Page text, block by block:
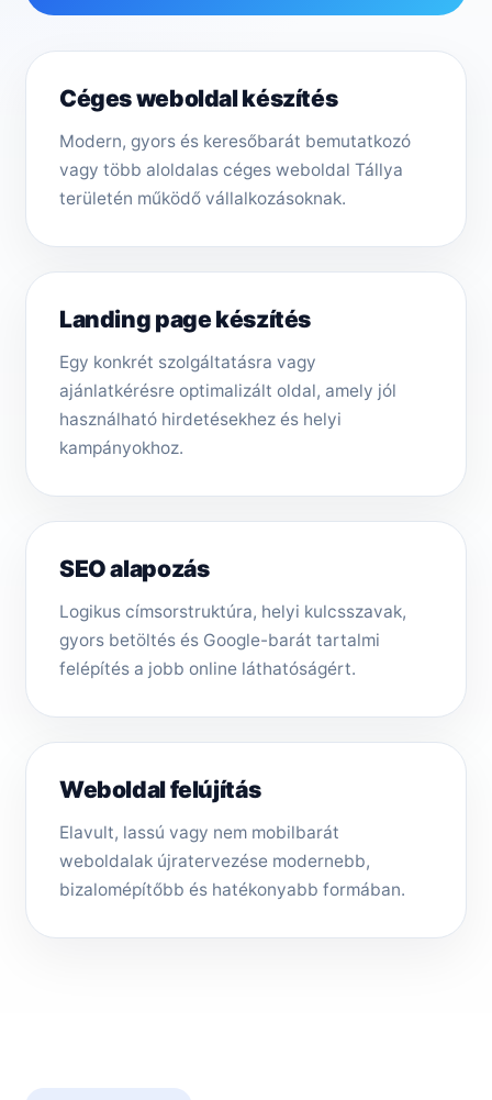
Céges weboldal készítés
Modern, gyors és keresőbarát bemutatkozó
vagy több aloldalas céges weboldal Tállya
területén működő vállalkozásoknak.
Landing page készítés
Egy konkrét szolgáltatásra vagy
ajánlatkérésre optimalizált oldal, amely jól
használható hirdetésekhez és helyi
kampányokhoz.
SEO alapozás
Logikus címsorstruktúra, helyi kulcsszavak,
gyors betöltés és Google-barát tartalmi
felépítés a jobb online láthatóságért.
Weboldal felújítás
Elavult, lassú vagy nem mobilbarát
weboldalak újratervezése modernebb,
bizalomépítőbb és hatékonyabb formában.